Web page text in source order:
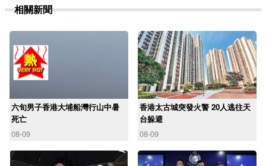
相關新聞
六旬男子香港大埔船灣行山中暑
死亡
08-09
香港太古城突發火警 20人逃往天
台躲避
08-09